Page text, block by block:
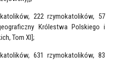
222 rzymokatolików, 57
Królestwa Polskiego i
Tom XI];
631 rzymokatolików, 83